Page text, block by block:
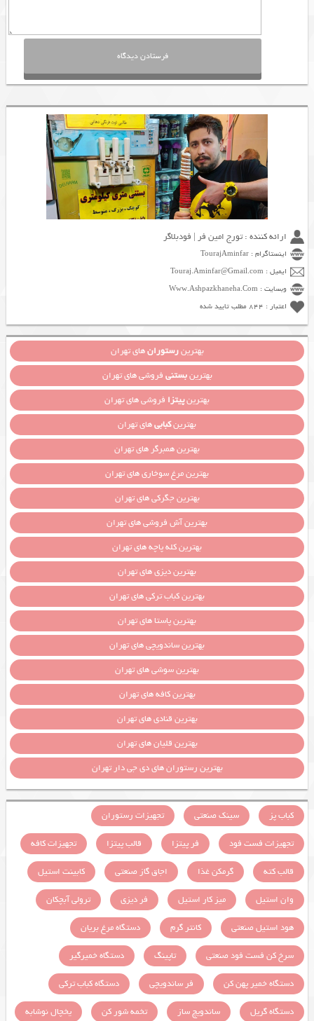
ارائه کننده : تورج امین فر | فودبلاگر
اینستاگرام : TourajAminfar
ایمیل : Touraj.Aminfar@Gmail.com
وبسایت : Www.Ashpazkhaneha.Com
اعتبار : 844 مطلب تایید شده
بهترینرستورانهای تهران
بهترینبستنی فروشی های تهران
بهترینپیتزا فروشی های تهران
بهترینکبابیهای تهران
بهترین همبرگر های تهران
بهترین مرغ سوخاری های تهران
بهترین جگرکی های تهران
بهترین آش فروشی های تهران
بهترین کله پاچه های تهران
بهترین دیزی های تهران
بهترین کباب ترکی های تهران
بهترین پاستا های تهران
بهترین ساندویچی های تهران
بهترین سوشی های تهران
بهترین کافه های تهران
بهترین قنادی های تهران
بهترین قلیان های تهران
بهترین رستوران های دی جی دار تهران
کباب پز سینک صنعتی
تجهیزات رستوران
تجهیزات فست فود
فر پیتزا قالب پیتزا
تجهیزات کافه
قالب کته
گرمکن غذا اجاق گاز صنعتی
کابینت استیل
وان استیل
میز کار استیل فر دیزی
ترولی آبچکان
هود استیل صنعتی
کانتر گرم
دستگاه مرغ بریان
سرخ کن فست فود صنعتی
تاپینگ
دستگاه خمیرگیر
دستگاه خمیر پهن کن
فر ساندویچی
دستگاه کباب ترکی
دستگاه گریل
ساندویچ ساز تخمه شور کن
یخچال نوشابه